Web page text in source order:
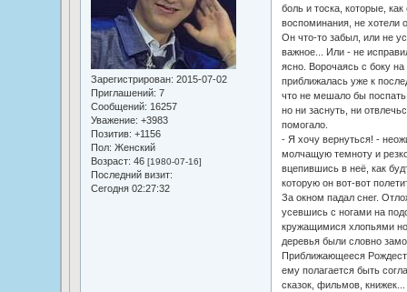
Зарегистрирован: 2015-07-02
Приглашений: 7
Сообщений: 16257
Уважение: +3983
Позитив: +1156
Пол: Женский
Возраст: 46 [1980-07-16]
Последний визит:
Сегодня 02:27:32
боль и тоска, которые,
воспоминания, не хотели
Он что-то забыл, или не
важное... Или - не
ясно. Ворочаясь с боку
приближалась уже к
что не мешало бы
но ни заснуть, ни
помогало.
- Я хочу вернуться! -
молчащую темноту и
вцепившись в неё, как
которую он вот-вот
За окном падал снег.
усевшись с ногами на
кружащимися хлопьями
деревья были словно
Приближающееся
ему полагается быть
сказок, фильмов,